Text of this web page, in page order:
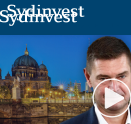
MARKEDSFØRINGSMATERIALE